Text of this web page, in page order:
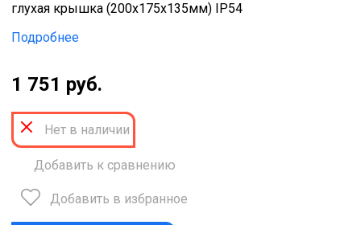
глухая крышка (200х175х135мм) IP54
Подробнее
1 751 руб.
Нет в наличии
Добавить к сравнению
Добавить в избранное